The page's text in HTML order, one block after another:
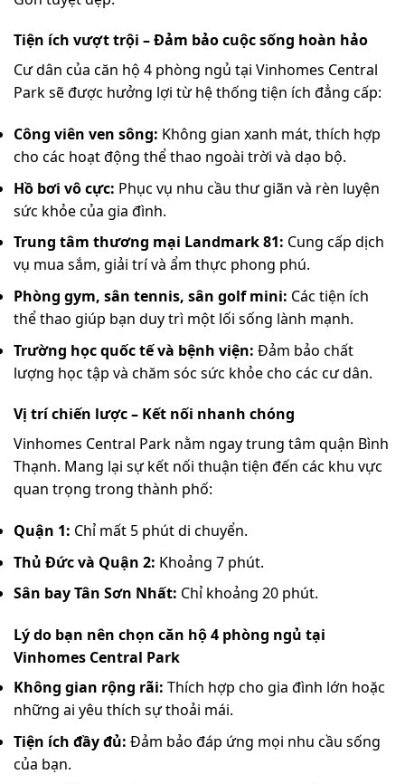
Tiện ích vượt trội – Đảm bảo cuộc sống hoàn hảo
Cư dân của căn hộ 4 phòng ngủ tại Vinhomes Central
Park sẽ được hưởng lợi từ hệ thống tiện ích đẳng cấp:
Công viên ven sông: Không gian xanh mát, thích hợp
cho các hoạt động thể thao ngoài trời và dạo bộ.
Hồ bơi vô cực: Phục vụ nhu cầu thư giãn và rèn luyện
sức khỏe của gia đình.
Trung tâm thương mại Landmark 81: Cung cấp dịch
vụ mua sắm, giải trí và ẩm thực phong phú.
Phòng gym, sân tennis, sân golf mini: Các tiện ích
thể thao giúp bạn duy trì một lối sống lành mạnh.
Trường học quốc tế và bệnh viện: Đảm bảo chất
lượng học tập và chăm sóc sức khỏe cho các cư dân.
Vị trí chiến lược – Kết nối nhanh chóng
Vinhomes Central Park nằm ngay trung tâm quận Bình
Thạnh. Mang lại sự kết nối thuận tiện đến các khu vực
quan trọng trong thành phố:
Quận 1: Chỉ mất 5 phút di chuyển.
Thủ Đức và Quận 2: Khoảng 7 phút.
Sân bay Tân Sơn Nhất: Chỉ khoảng 20 phút.
Lý do bạn nên chọn căn hộ 4 phòng ngủ tại
Vinhomes Central Park
Không gian rộng rãi: Thích hợp cho gia đình lớn hoặc
những ai yêu thích sự thoải mái.
Tiện ích đầy đủ: Đảm bảo đáp ứng mọi nhu cầu sống
của bạn.